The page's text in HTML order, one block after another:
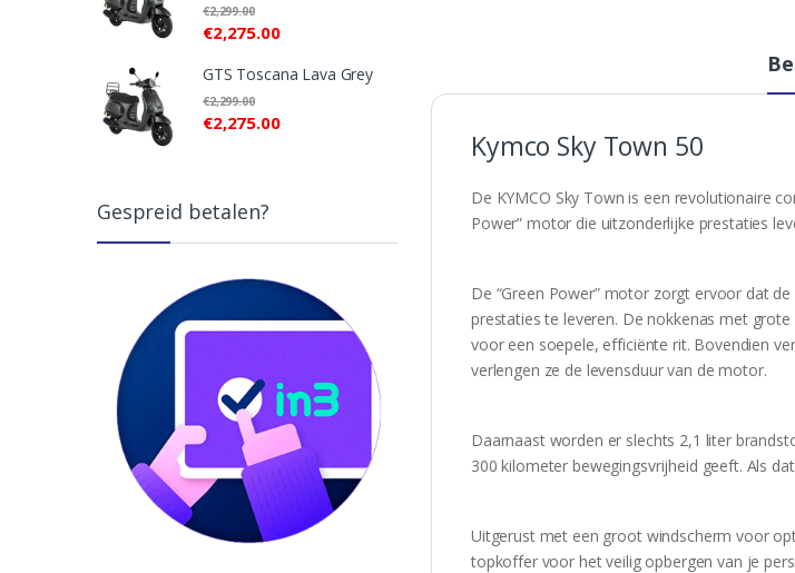
Kymco Sky Town 50
De KYMCO Sky Town is een revolutionaire
Power” motor die uitzonderlijke prestaties
De “Green Power” motor zorgt ervoor dat
prestaties te leveren. De nokkenas met
voor een soepele, efficiënte rit. Bovendien
verlengen ze de levensduur van de motor.
Daarnaast worden er slechts 2,1 liter
300 kilometer bewegingsvrijheid geeft. Als
Uitgerust met een groot windscherm voor
topkoffer voor het veilig opbergen van je
€2,275.00
€2,299.00
GTS Toscana Lava Grey
€2,275.00
€2,299.00
Gespreid betalen?